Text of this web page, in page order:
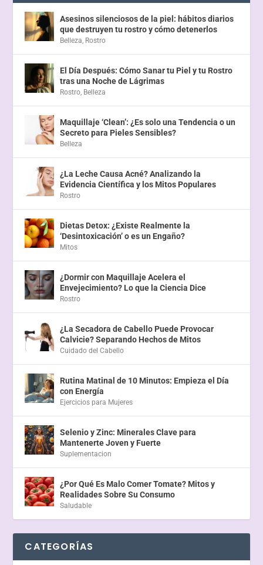
Asesinos silenciosos de la piel: hábitos diarios
que destruyen tu rostro y cómo detenerlos
Belleza, Rostro
El Día Después: Cómo Sanar tu Piel y tu Rostro
tras una Noche de Lágrimas
Rostro, Belleza
Maquillaje ‘Clean’: ¿Es solo una Tendencia o un
Secreto para Pieles Sensibles?
Belleza
¿La Leche Causa Acné? Analizando la
Evidencia Científica y los Mitos Populares
Rostro
Dietas Detox: ¿Existe Realmente la
‘Desintoxicación’ o es un Engaño?
Mitos
¿Dormir con Maquillaje Acelera el
Envejecimiento? Lo que la Ciencia Dice
Rostro
¿La Secadora de Cabello Puede Provocar
Calvicie? Separando Hechos de Mitos
Cuidado del Cabello
Rutina Matinal de 10 Minutos: Empieza el Día
con Energía
Ejercicios para Mujeres
Selenio y Zinc: Minerales Clave para
Mantenerte Joven y Fuerte
Suplementacion
¿Por Qué Es Malo Comer Tomate? Mitos y
Realidades Sobre Su Consumo
Saludable
CATEGORÍAS